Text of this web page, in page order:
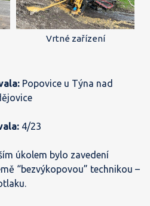
Vrtné zařízení
Popovice u Týna nad
4/23
úkolem bylo zavedení
“bezvýkopovou” technikou –